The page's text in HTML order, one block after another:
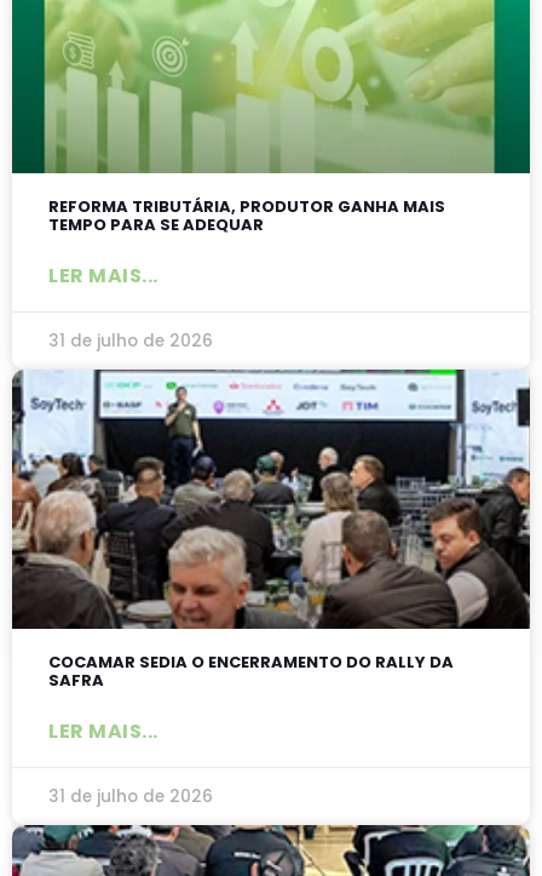
REFORMA TRIBUTÁRIA, PRODUTOR GANHA MAIS
TEMPO PARA SE ADEQUAR
LER MAIS...
31 de julho de 2026
COCAMAR SEDIA O ENCERRAMENTO DO RALLY DA
SAFRA
LER MAIS...
31 de julho de 2026